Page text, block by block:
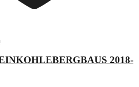
2018-